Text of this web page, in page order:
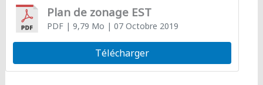
Plan de zonage EST
PDF| 9,79 Mo | 07 Octobre 2019
Télécharger